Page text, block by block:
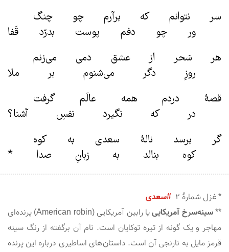
سر نتوانم که برآرم چو چنگ
ور چو دفم پوست بدرّد قَفا
هر سَحر از عشق دمی می‌زنم
روزِ دگر می‌شنوم بر ملا
قصهٔ دردم همه عالَم گرفت
در که نگیرد نفسِ آشنا؟
گر برسد نالهٔ سعدی به کوه
کوه بنالد به زبانِ صدا *
* غزل شمارهٔ ۲
#سعدی
** سینه‌سرخ آمریکایی